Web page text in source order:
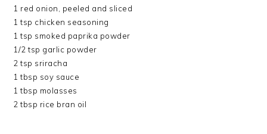
1 red onion, peeled and sliced
1 tsp chicken seasoning
1 tsp smoked paprika powder
1/2 tsp garlic powder
2 tsp sriracha
1 tbsp soy sauce
1 tbsp molasses
2 tbsp rice bran oil